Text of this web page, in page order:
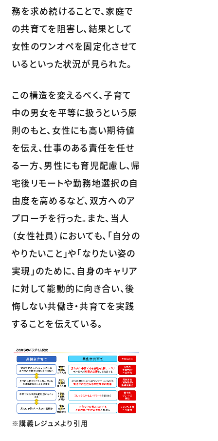
務を求め続けることで、家庭で
の共育てを阻害し、結果として
女性のワンオペを固定化させて
いるといった状況が見られた。
この構造を変えるべく、子育て
中の男女を平等に扱うという原
則のもと、女性にも高い期待値
を伝え、仕事のある責任を任せ
る一方、男性にも育児配慮し、帰
宅後リモートや勤務地選択の自
由度を高めるなど、双方へのア
プローチを行った。また、当人
（女性社員）においても、「自分の
やりたいこと」や「なりたい姿の
実現」のために、自身のキャリア
に対して能動的に向き合い、後
悔しない共働き・共育てを実践
することを伝えている。
※講義レジュメより引用